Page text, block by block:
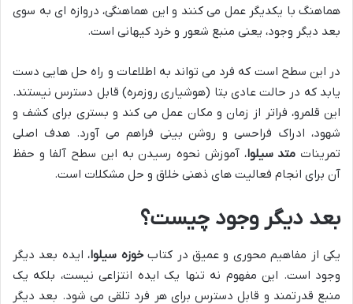
هماهنگ با یکدیگر عمل می کنند و این هماهنگی، دروازه ای به سوی
بعد دیگر وجود، یعنی منبع شعور و خرد کیهانی است.
در این سطح است که فرد می تواند به اطلاعات و راه حل هایی دست
یابد که در حالت عادی بتا (هوشیاری روزمره) قابل دسترس نیستند.
این قلمرو، فراتر از زمان و مکان عمل می کند و بستری برای کشف و
شهود، ادراک فراحسی و روشن بینی فراهم می آورد. هدف اصلی
تمرینات متد سیلوا، آموزش نحوه رسیدن به این سطح آلفا و حفظ
آن برای انجام فعالیت های ذهنی خلاق و حل مشکلات است.
بعد دیگر وجود چیست؟
یکی از مفاهیم محوری و عمیق در کتابخوزه سیلوا، ایده بعد دیگر
وجود است. این مفهوم نه تنها یک ایده انتزاعی نیست، بلکه یک
منبع قدرتمند و قابل دسترس برای هر فرد تلقی می شود. بعد دیگر